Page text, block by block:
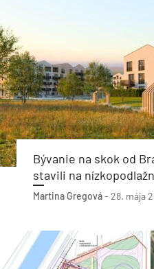
Bývanie na skok od
stavili na
Martina Gregová- 28. mája